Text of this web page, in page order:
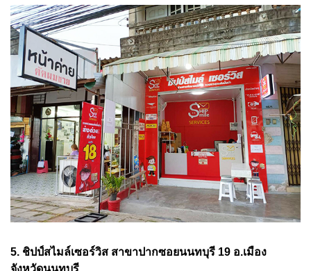
5. ชิปป์สไมล์เซอร์วิส สาขาปากซอยนนทบุรี 19 อ.เมือง